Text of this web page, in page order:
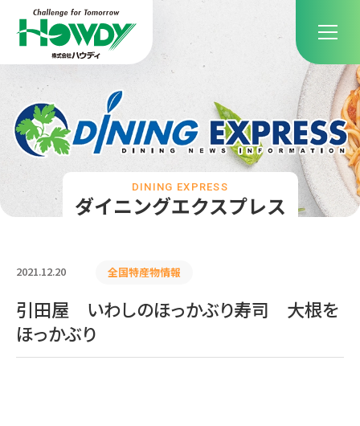
ダイニングエクスプレス
DINING EXPRESS
2021.12.20 全国特産物情報
引田屋 いわしのほっかぶり寿司 大根を
ほっかぶり